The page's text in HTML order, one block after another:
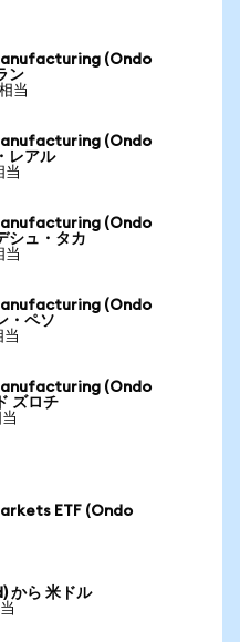
(Ondo
ン
当
(Ondo
レアル
当
(Ondo
シュ・タカ
当
(Ondo
・ペソ
当
(Ondo
ズロチ
ETF (Ondo
から 米ドル